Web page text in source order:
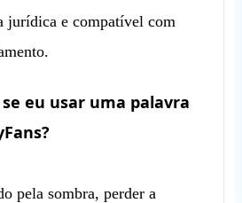
jurídica e compatível com
eu usar uma palavra
pela sombra, perder a